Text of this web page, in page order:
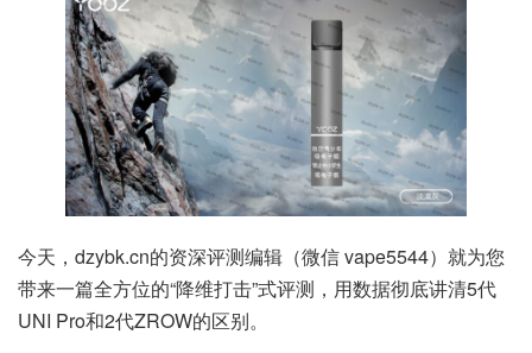
今天，dzybk.cn的资深评测编辑（微信 vape5544）就为您
带来一篇全方位的“降维打击”式评测，用数据彻底讲清5代
UNI Pro和2代ZROW的区别。